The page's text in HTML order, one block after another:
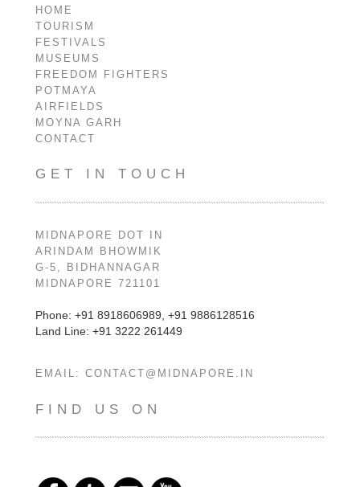
HOME
TOURISM
FESTIVALS
MUSEUMS
FREEDOM FIGHTERS
POTMAYA
AIRFIELDS
MOYNA GARH
CONTACT
GET IN TOUCH
MIDNAPORE DOT IN
ARINDAM BHOWMIK
G-5, BIDHANNAGAR
MIDNAPORE 721101
Phone: +91 8918606989, +91 9886128516
Land Line: +91 3222 261449
EMAIL: CONTACT@MIDNAPORE.IN
FIND US ON